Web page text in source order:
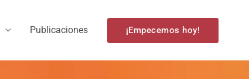
Publicaciones ¡Empecemos hoy!